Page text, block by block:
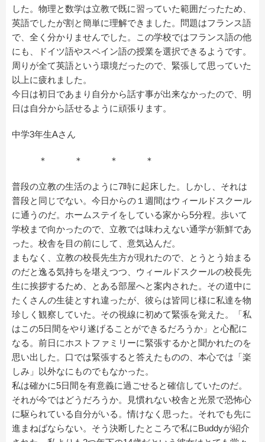
した。物理と数学は立教で既に習っていた範囲だったため、
英語でしたが割と簡単に理解できました。問題はフランス語
で、全く分かりませんでした。この学校ではフランス語の他
にも、ドイツ語やスペイン語の授業を選択できるようです。
周りが全て英語という環境だったので、緊張して思っていた
以上に疲れました。
今日は初日であまり自分から話す事が出来なかったので、明
日は自分から話せるように頑張ります。
中学3年生Aさん
＊ ＊ ＊ ＊
普段の立教の生活のように7時に起床した。しかし、それは
普段と同じでない。今日からの１週間はウィールドスクール
に通うのだ。ホームステイをしている家から5分程。歩いて
学校まで向かったので、立教では味わえない通学が新鮮であ
った。校舎を目の前にして、意気込んだ。
まもなく、立教の校長先生方が現れたので、とうとう始まる
のだと逸る気持ちを堪えつつ、ウィールドスクールの校長先
生に挨拶するため、とある部屋へと案内された。その道中に
たくさんの生徒とすれ違ったが、彼らは皆同じ様に私達を物
珍しく観察していた。その視線に初めて緊張を覚えた。「私
はこの5日間をやり遂げることができるだろうか」と心配に
なる。前日にホストファミリーに緊張するかと聞かれたのを
思い出した。口では緊張すると答えたものの、本心では「楽
しみ」以外なにものでもなかった。
私は確かに5日間を有意義に過ごせると確信していたのだ。
それが今ではどうだろうか。見慣れない校舎と光景で恐怖心
に駆られている自分がいる。情けなく思った。それでも先に
進まねばならない。そう決断したところで私にBuddyが紹介